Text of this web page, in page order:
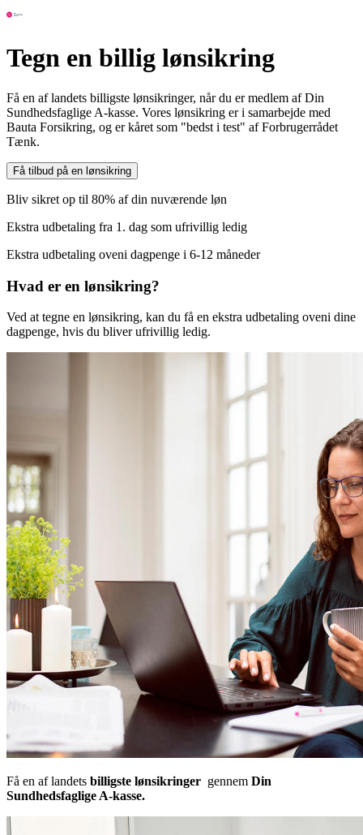
Tegn en billig lønsikring
Få en af landets billigste lønsikringer, når du er medlem af Din
Sundhedsfaglige A-kasse. Vores lønsikring er i samarbejde med
Bauta Forsikring, og er kåret som "bedst i test" af Forbrugerrådet
Tænk.
Få tilbud på en lønsikring
Bliv sikret op til 80% af din nuværende løn
Ekstra udbetaling fra 1. dag som ufrivillig ledig
Ekstra udbetaling oveni dagpenge i 6-12 måneder
Hvad er en lønsikring?
Ved at tegne en lønsikring, kan du få en ekstra udbetaling oveni dine
dagpenge, hvis du bliver ufrivillig ledig.
Få en af landets billigste lønsikringer gennem Din
Sundhedsfaglige A-kasse.